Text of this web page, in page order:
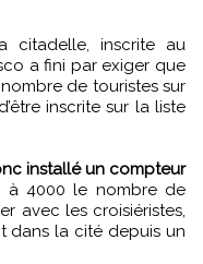
a fini par exiger que
de touristes sur
inscrite sur la liste
installé un compteur
4000 le nombre de
avec les croisiéristes,
dans la cité depuis un